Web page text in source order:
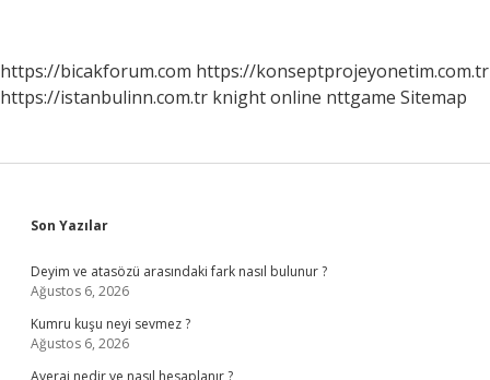
https://bicakforum.com https://konseptprojeyonetim.com.tr
https://istanbulinn.com.tr knight online nttgame Sitemap
Sidebar
Son Yazılar
Deyim ve atasözü arasındaki fark nasıl bulunur ?
Ağustos 6, 2026
Kumru kuşu neyi sevmez ?
Ağustos 6, 2026
Averaj nedir ve nasıl hesaplanır ?